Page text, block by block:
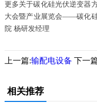
更多关于碳化硅光伏逆变器
大会暨产业展览会——碳化
院 杨研发经理
上一篇:输配电设备 下一
相关推荐